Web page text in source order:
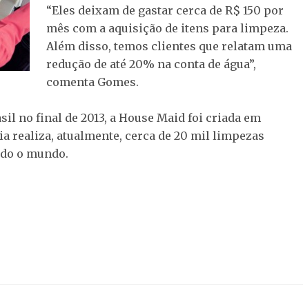
“Eles deixam de gastar cerca de R$ 150 por
mês com a aquisição de itens para limpeza.
Além disso, temos clientes que relatam uma
redução de até 20% na conta de água”,
comenta Gomes.
no final de 2013, a House Maid foi criada em
realiza, atualmente, cerca de 20 mil limpezas
o mundo.